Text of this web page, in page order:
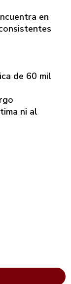
en
de 60 mil
ni al